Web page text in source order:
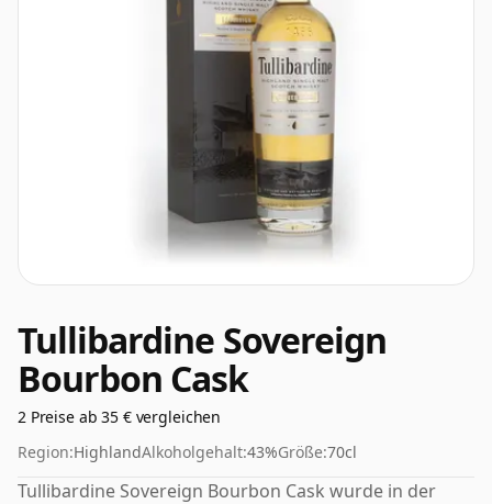
Tullibardine Sovereign
Bourbon Cask
2 Preise ab 35 € vergleichen
Region:HighlandAlkoholgehalt:43%Größe:70cl
Tullibardine Sovereign Bourbon Cask wurde in der